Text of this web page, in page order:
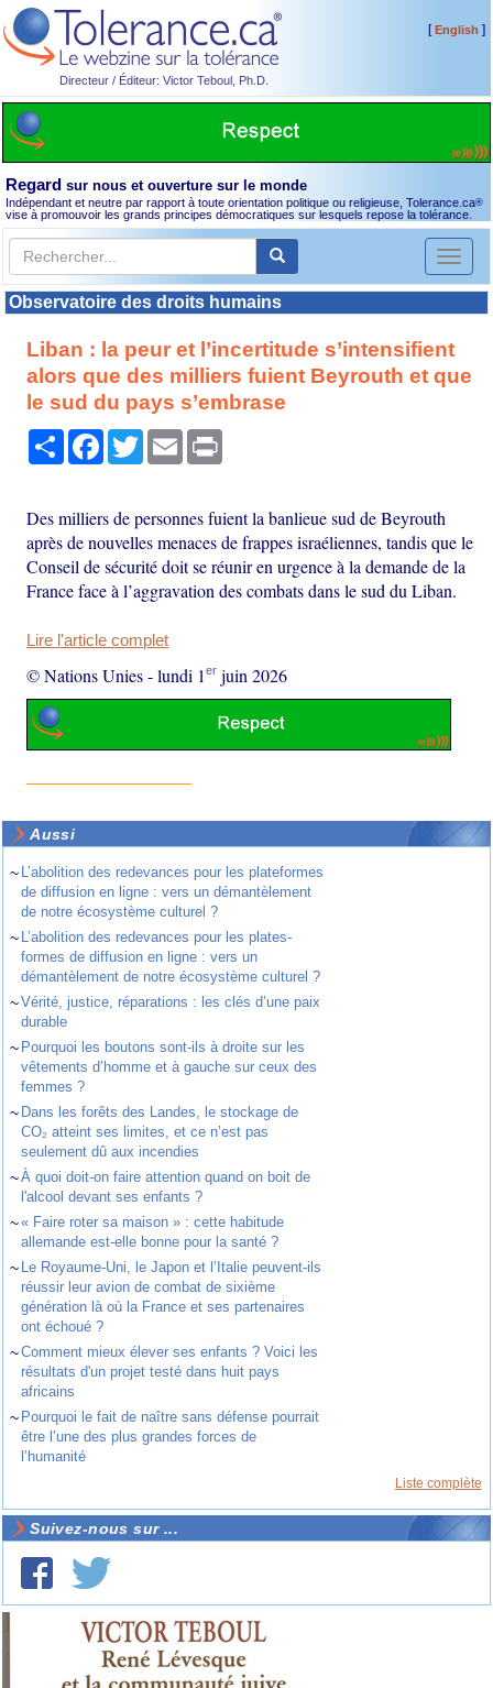
Directeur / Éditeur: Victor Teboul, Ph.D.
[English ]
Regard sur nous et ouverture sur le monde
Indépendant et neutre par rapport à toute orientation politique ou religieuse, Tolerance.ca®
vise à promouvoir les grands principes démocratiques sur lesquels repose la tolérance.
Toggle
Observatoire des droits humains
Liban : la peur et l’incertitude s’intensifient
alors que des milliers fuient Beyrouth et que
le sud du pays s’embrase
PartagerFacebook
TwitterEmail
Des milliers de personnes fuient la banlieue sud de Beyrouth
après de nouvelles menaces de frappes israéliennes, tandis que le
Conseil de sécurité doit se réunir en urgence à la demande de la
France face à l’aggravation des combats dans le sud du Liban.
Lire l'article complet
© Nations Unies-lundi 1er juin 2026
Aussi
~ L’abolition des redevances pour les plateformes
de diffusion en ligne : vers un démantèlement
de notre écosystème culturel ?
~ L’abolition des redevances pour les plates-
formes de diffusion en ligne : vers un
démantèlement de notre écosystème culturel ?
~Vérité, justice, réparations : les clés d’une paix
durable
~ Pourquoi les boutons sont-ils à droite sur les
vêtements d’homme et à gauche sur ceux des
femmes ?
~ Dans les forêts des Landes, le stockage de
CO₂ atteint ses limites, et ce n’est pas
seulement dû aux incendies
~À quoi doit-on faire attention quand on boit de
l'alcool devant ses enfants ?
~« Faire roter sa maison » : cette habitude
allemande est-elle bonne pour la santé ?
~ Le Royaume-Uni, le Japon et l’Italie peuvent-ils
réussir leur avion de combat de sixième
génération là où la France et ses partenaires
ont échoué ?
~Comment mieux élever ses enfants ? Voici les
résultats d'un projet testé dans huit pays
africains
~ Pourquoi le fait de naître sans défense pourrait
être l’une des plus grandes forces de
l’humanité
Liste complète
Suivez-nous sur ...